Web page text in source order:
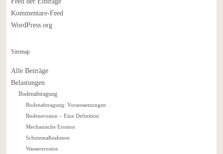
Kommentare-Feed
WordPress.org
Sitemap
Alle Beiträge
Belastungen
Bodenabtragung
Bodenabtragung: Voraussetzungen
Bodenerosion – Eine Definition
Mechanische Erosion
Schutzmaßnahmen
Wassererosion